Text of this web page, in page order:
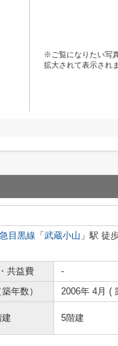
※ご覧になりたい写
拡大されて表示されま
目黒線 「 武蔵小山 」駅 徒
共益費
-
年数） 2006年 4月 (
建 5階建